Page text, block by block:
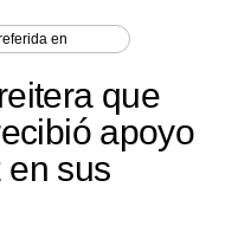
en
que
apoyo
en sus